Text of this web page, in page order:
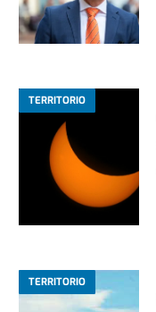
TERRITORIO
TERRITORIO